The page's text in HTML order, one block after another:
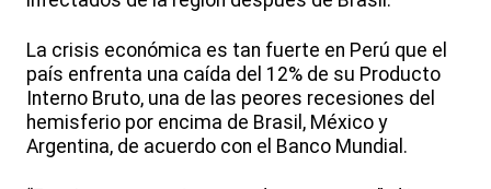
La crisis económica es tan fuerte en Perú que el
país enfrenta una caída del 12% de su Producto
Interno Bruto, una de las peores recesiones del
hemisferio por encima de Brasil, México y
Argentina, de acuerdo con el Banco Mundial.